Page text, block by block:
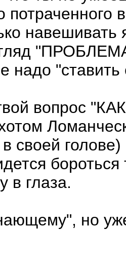
потраченного
навешивать
надо
вопрос
своей
бороться
в глаза.
но